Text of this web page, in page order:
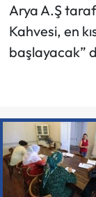
Arya A.Ş
Kahvesi, en
başlayacak”